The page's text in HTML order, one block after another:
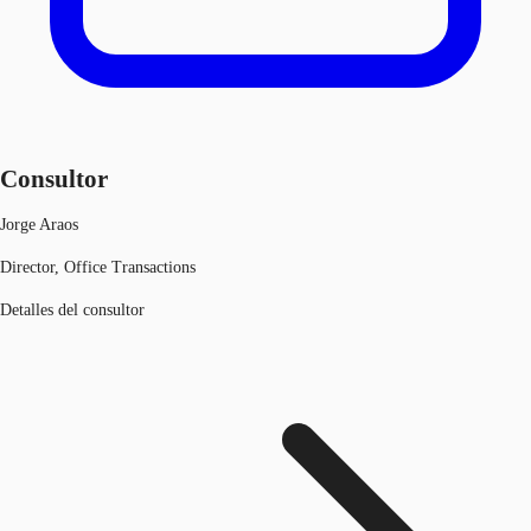
Consultor
Jorge Araos
Director, Office Transactions
Detalles del consultor